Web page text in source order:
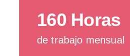
160 Horas
de trabajo mensual